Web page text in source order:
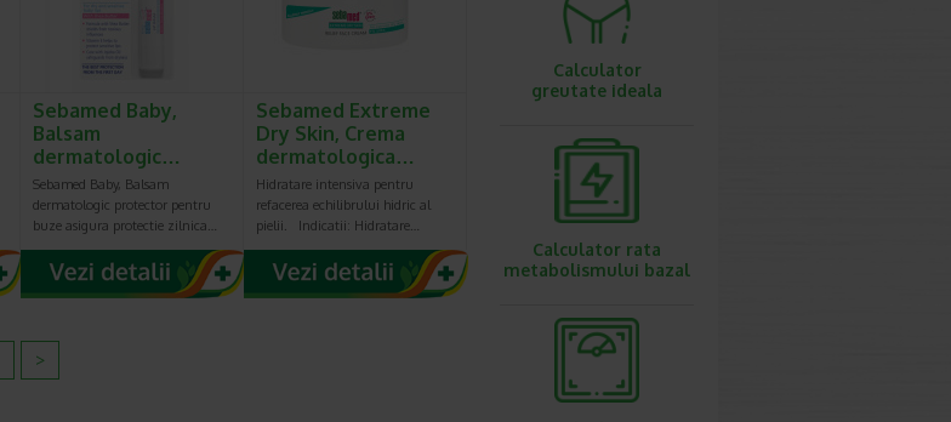
Sebamed Baby,
Balsam
dermatologic…
Sebamed Baby, Balsam
dermatologic protector pentru
buze asigura protectie zilnica…
Sebamed Extreme
Dry Skin, Crema
dermatologica…
Hidratare intensiva pentru
refacerea echilibrului hidric al
pielii. Indicatii: Hidratare…
>
Calculator
greutate ideala
Calculator rata
metabolismului bazal